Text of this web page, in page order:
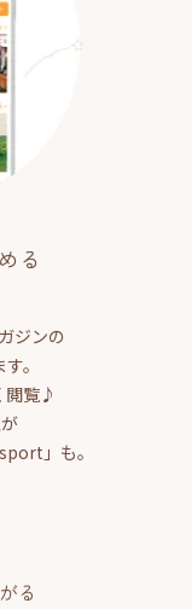
る
ジンの
。
閲覧♪
」も。
る